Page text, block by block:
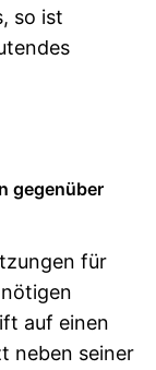
so ist
gegenüber
für
auf einen
neben seiner